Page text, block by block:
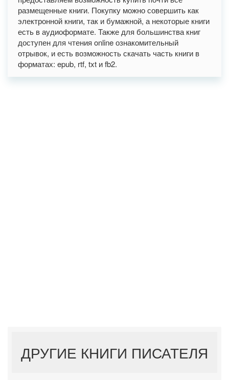
размещенные книги. Покупку можно совершить как
электронной книги, так и бумажной, а некоторые книги
есть в аудиоформате. Также для большинства книг
доступен для чтения online ознакомительный
отрывок, и есть возможность скачать часть книги в
форматах: epub, rtf, txt и fb2.
ДРУГИЕ КНИГИ ПИСАТЕЛЯ